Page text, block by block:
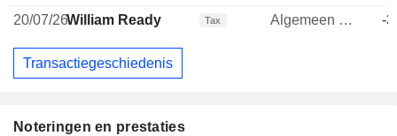
Noteringen en prestaties
20/07/26William Ready Tax Algemeen directeur -
Transactiegeschiedenis